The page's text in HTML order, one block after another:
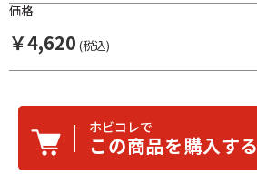
価格
￥4,620 (税込)
ホビコレで
この商品を購入する